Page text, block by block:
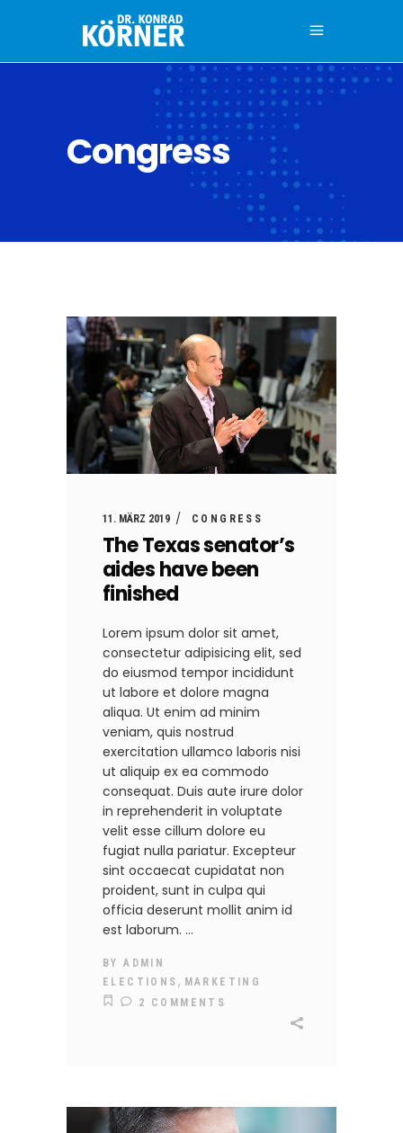
Congress
11. MÄRZ 2019 CONGRESS
The Texas senator’s
aides have been
finished
Lorem ipsum dolor sit amet,
consectetur adipisicing elit, sed
do eiusmod tempor incididunt
ut labore et dolore magna
aliqua. Ut enim ad minim
veniam, quis nostrud
exercitation ullamco laboris nisi
ut aliquip ex ea commodo
consequat. Duis aute irure dolor
in reprehenderit in voluptate
velit esse cillum dolore eu
fugiat nulla pariatur. Excepteur
sint occaecat cupidatat non
proident, sunt in culpa qui
officia deserunt mollit anim id
est laborum.
BYADMIN
ELECTIONS , MARKETING
2 COMMENTS